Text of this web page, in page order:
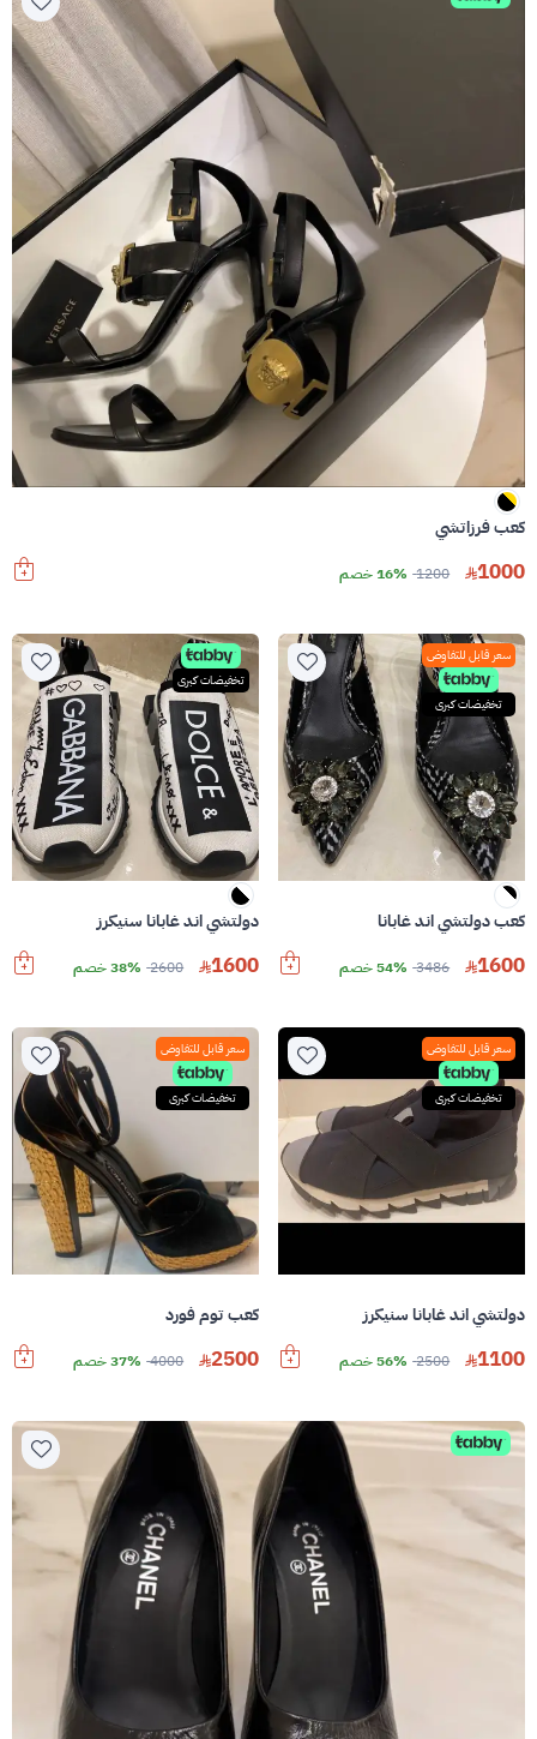
كعب فرزاتشي
1000
1200 16% خصم
سعر قابل للتفاوض
تخفيضات كبرى
كعب دولتشي اند غابانا
1600
3486 54% خصم
تخفيضات كبرى
دولتشي اند غابانا سنيكرز
1600
2600 38% خصم
سعر قابل للتفاوض
تخفيضات كبرى
دولتشي اند غابانا سنيكرز
1100
2500 56% خصم
سعر قابل للتفاوض
تخفيضات كبرى
كعب توم فورد
2500
4000 37% خصم